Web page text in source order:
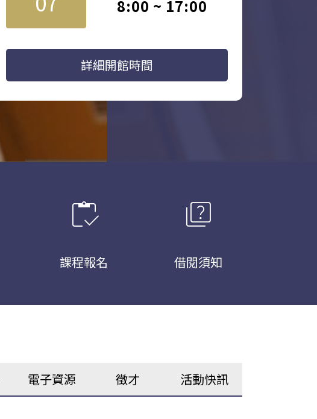
8:00 ~ 17:00
詳細開館時間
inventory
課程報名
quiz
借閱須知
電子資源 徵才 活動快訊